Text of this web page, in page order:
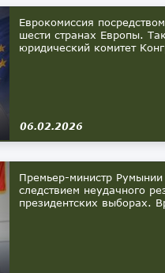
Еврокомиссия
шести странах Европы.
юридический комитет
06.02.2026
Премьер-министр
следствием неудачного
президентских выборах.